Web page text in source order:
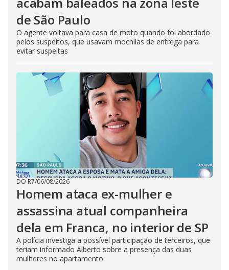
de São Paulo
O agente voltava para casa de moto quando foi abordado
pelos suspeitos, que usavam mochilas de entrega para
evitar suspeitas
DO R7/06/08/2026
Homem ataca ex-mulher e
assassina atual companheira
dela em Franca, no interior de SP
A polícia investiga a possível participação de terceiros, que
teriam informado Alberto sobre a presença das duas
mulheres no apartamento